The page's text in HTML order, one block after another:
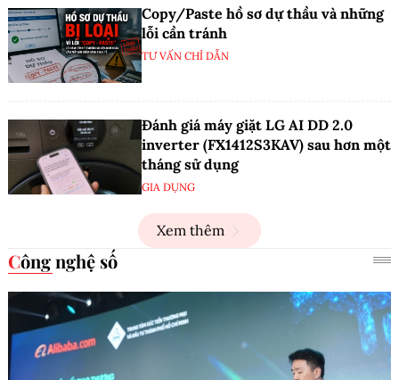
Copy/Paste hồ sơ dự thầu và những
lỗi cần tránh
TƯ VẤN CHỈ DẪN
Đánh giá máy giặt LG AI DD 2.0
inverter (FX1412S3KAV) sau hơn một
tháng sử dụng
GIA DỤNG
Xem thêm
Công nghệ số